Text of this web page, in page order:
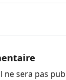
ne sera pas